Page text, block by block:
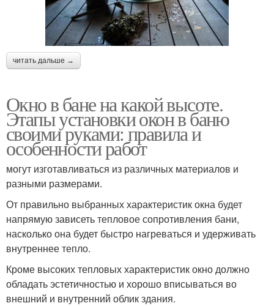
читать дальше →
Окно в бане на какой высоте.
Этапы установки окон в баню
своими руками: правила и
особенности работ
могут изготавливаться из различных материалов и
разными размерами.
От правильно выбранных характеристик окна будет
напрямую зависеть тепловое сопротивления бани,
насколько она будет быстро нагреваться и удерживать
внутреннее тепло.
Кроме высоких тепловых характеристик окно должно
обладать эстетичностью и хорошо вписываться во
внешний и внутренний облик здания.